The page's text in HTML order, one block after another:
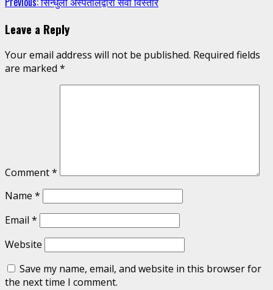
Continue
Reading
Leave a Reply
Your email address will not be published. Required fields
are marked *
Comment*
Name *
Email *
Website
Save my name, email, and website in this browser for
the next time I comment.